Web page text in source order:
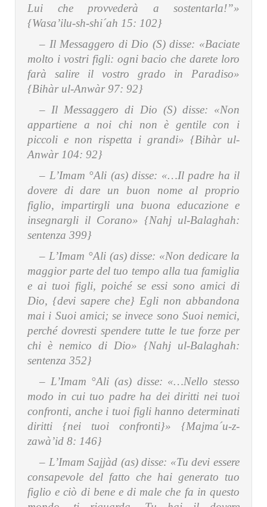
Lui che provvederà a sostentarla!”»
{Wasa’ilu-sh-shi´ah 15: 102}
– Il Messaggero di Dio (S) disse: «Baciate
molto i vostri figli: ogni bacio che darete loro
farà salire il vostro grado in Paradiso»
{Bihàr ul-Anwàr 97: 92}
– Il Messaggero di Dio (S) disse: «Non
appartiene a noi chi non è gentile con i
piccoli e non rispetta i grandi» {Bihàr ul-
Anwàr 104: 92}
– L’Imam °Ali (as) disse: «…Il padre ha il
dovere di dare un buon nome al proprio
figlio, impartirgli una buona educazione e
insegnargli il Corano» {Nahj ul-Balaghah:
sentenza 399}
– L’Imam °Ali (as) disse: «Non dedicare la
maggior parte del tuo tempo alla tua famiglia
e ai tuoi figli, poiché se essi sono amici di
Dio, {devi sapere che} Egli non abbandona
mai i Suoi amici; se invece sono Suoi nemici,
perché dovresti spendere tutte le tue forze per
chi è nemico di Dio» {Nahj ul-Balaghah:
sentenza 352}
– L’Imam °Ali (as) disse: «…Nello stesso
modo in cui tuo padre ha dei diritti nei tuoi
confronti, anche i tuoi figli hanno determinati
diritti {nei tuoi confronti}» {Majma´u-z-
zawà’id 8: 146}
– L’Imam Sajjàd (as) disse: «Tu devi essere
consapevole del fatto che hai generato tuo
figlio e ciò di bene e di male che fa in questo